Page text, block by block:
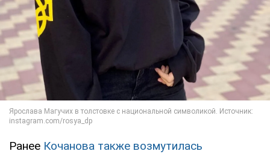
Ранее Кочанова также возмутилась